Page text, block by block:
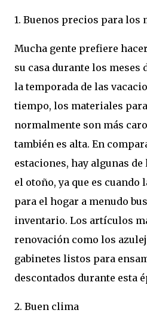
1. Buenos precios para los
Mucha gente prefiere
su casa durante los meses
la temporada de las
tiempo, los materiales
normalmente son más
también es alta. En
estaciones, hay algunas
el otoño, ya que es cuando
para el hogar a menudo
inventario. Los artículos
renovación como los
gabinetes listos para
descontados durante esta
2. Buen clima